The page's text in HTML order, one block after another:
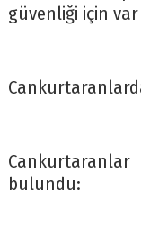
güvenliği için var
bulundu: